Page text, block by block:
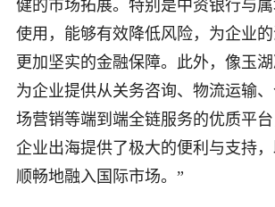
健的市场拓展。特别是中资银行与
使用，能够有效降低风险，为企业
更加坚实的金融保障。此外，像玉
为企业提供从关务咨询、物流运输
场营销等端到端全链服务的优质平
企业出海提供了极大的便利与支持
顺畅地融入国际市场。”